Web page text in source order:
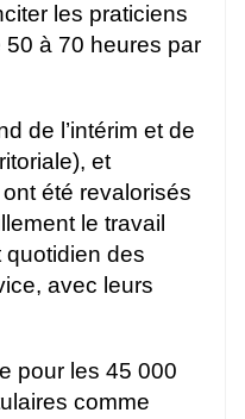
les praticiens
à 70 heures par
de l’intérim et de
et
été revalorisés
le travail
quotidien des
avec leurs
pour les 45 000
comme